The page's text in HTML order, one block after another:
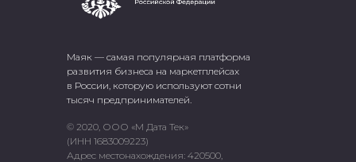
Маяк — самая популярная платформа
развития бизнеса на маркетплейсах
в России, которую используют сотни
тысяч предпринимателей.
© 2020, ООО «М Дата Тек»
(ИНН 1683009223)
Адрес местонахождения: 420500,